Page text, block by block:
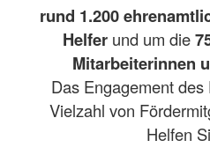
rund 1.200
Helferund um die
Mitarbeiterinnen
Das Engagement
Vielzahl von
Helfen